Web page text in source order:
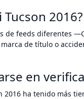
2016?
de feeds diferentes
de título o
en
2016 ha tenido más